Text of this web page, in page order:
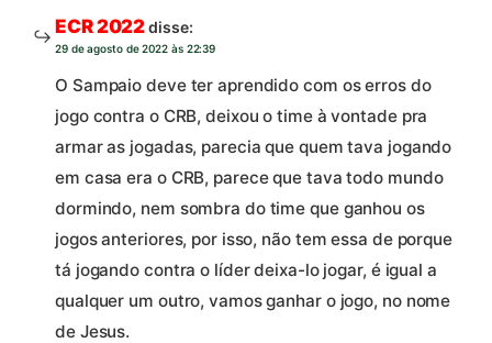
ECR 2022disse:
29 de agosto de 2022 às 22:39
O Sampaio deve ter aprendido com os erros do
jogo contra o CRB, deixou o time à vontade pra
armar as jogadas, parecia que quem tava jogando
em casa era o CRB, parece que tava todo mundo
dormindo, nem sombra do time que ganhou os
jogos anteriores, por isso, não tem essa de porque
tá jogando contra o líder deixa-lo jogar, é igual a
qualquer um outro, vamos ganhar o jogo, no nome
de Jesus.